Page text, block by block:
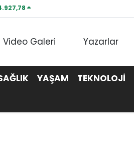
Video Galeri Yazarlar
YAŞAM TEKNOLOJİ